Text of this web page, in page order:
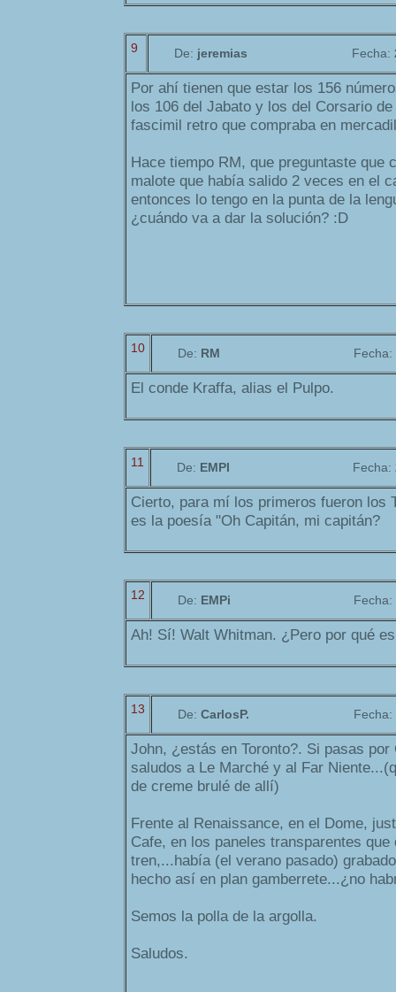
9 De: jeremias Fecha:
Por ahí tienen que estar los 156
los 106 del Jabato y los del Corsario
fascimil retro que compraba en
Hace tiempo RM, que preguntaste que
malote que había salido 2 veces en el
entonces lo tengo en la punta de la
¿cuándo va a dar la solución? :D
10 De: RM Fecha:
El conde Kraffa, alias el Pulpo.
11 De: EMPI Fecha:
Cierto, para mí los primeros fueron los
es la poesía "Oh Capitán, mi capitán?
12 De: EMPi Fecha:
Ah! Sí! Walt Whitman. ¿Pero por qué
13 De: CarlosP. Fecha:
John, ¿estás en Toronto?. Si pasas por
saludos a Le Marché y al Far
de creme brulé de allí)
Frente al Renaissance, en el Dome,
Cafe, en los paneles transparentes que
tren,...había (el verano pasado)
hecho así en plan gamberrete...¿no
Semos la polla de la argolla.
Saludos.